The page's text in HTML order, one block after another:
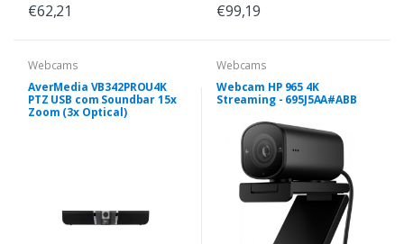
€62,21 €99,19
Webcams
AverMedia VB342PROU4K
PTZ USB com Soundbar 15x
Zoom (3x Optical)
Webcams
Webcam HP 965 4K
Streaming - 695J5AA#ABB